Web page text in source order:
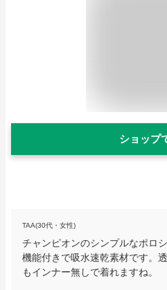
ショップ
TAA(30代・女性)
チャンピオンのシンプルなポロ
機能付きで吸水速乾素材です。
もインナー無しで着れますね。